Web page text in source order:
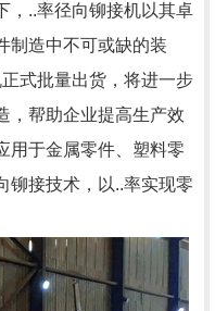
，..率径向铆接机以其卓
制造中不可或缺的装
式批量出货，将进一步
，帮助企业提高生产效
用于金属零件、塑料零
铆接技术，以..率实现零